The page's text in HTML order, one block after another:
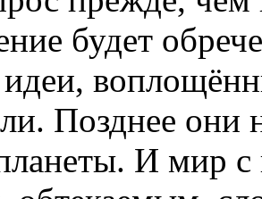
будет
Позднее они
И мир с